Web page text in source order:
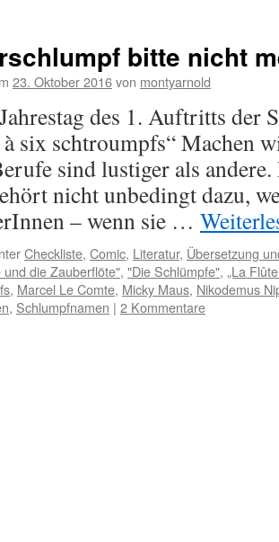
bitte nicht
23. Oktober 2016von montyarnold
des 1. Auftritts der
six schtroumpfs“ Machen
sind lustiger als
nicht unbedingt dazu,
– wenn sie …
Checkliste, Comic, Literatur, Übersetzung
die Zauberflöte", "Die Schlümpfe", „La
, Marcel Le Comte, Micky Maus, Nikodemus
, Schlumpfnamen | 2 Kommentare